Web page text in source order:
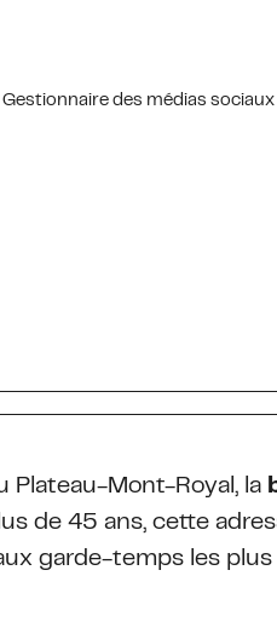
des médias sociaux
Plateau-Mont-Royal, la
de 45 ans, cette
garde-temps les